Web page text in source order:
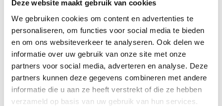
Deze website maakt gebruik van cookies
We gebruiken cookies om content en advertenties te
personaliseren, om functies voor social media te bieden
en om ons websiteverkeer te analyseren. Ook delen we
informatie over uw gebruik van onze site met onze
partners voor social media, adverteren en analyse. Deze
partners kunnen deze gegevens combineren met andere
informatie die u aan ze heeft verstrekt of die ze hebben
verzameld op basis van uw gebruik van hun services.
Nog niet gewaardeerd
0 sterren op basis van 0 beoordelingen
JE BEOORDELING TOEVOEGEN